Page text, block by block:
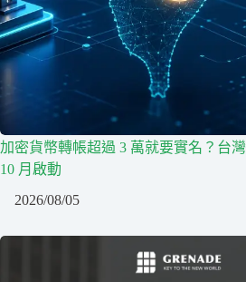
加密貨幣轉帳超過 3 萬就要實名？台灣
10 月啟動
2026/08/05